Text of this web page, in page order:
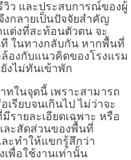
ว และประสบการณ์ของผู้
กลายเป็นปัจจัยสำคัญ
ต่งที่สะท้อนตัวตน จะ
ในทางกลับกัน หากพื้นที่
องกับแนวคิดของโรงแรม
งไม่ทันเข้าพัก
ทในจุดนี้ เพราะสามารถ
รียบจนเกินไป ไม่ว่าจะ
รายละเอียดเฉพาะ หรือ
ละสัดส่วนของพื้นที่
ะทำให้แขกรู้สึกว่า
พื่อใช้งานเท่านั้น